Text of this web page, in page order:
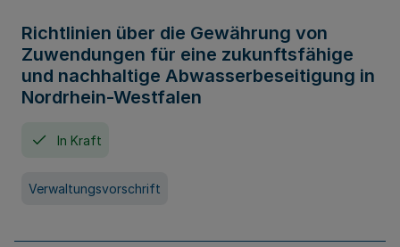
Richtlinien über die Gewährung von
Zuwendungen für eine zukunftsfähige
und nachhaltige Abwasserbeseitigung in
Nordrhein-Westfalen
In Kraft
Verwaltungsvorschrift